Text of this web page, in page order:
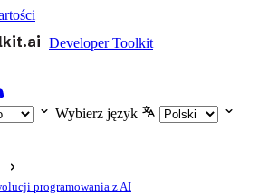
Developer Toolkit
Wybierz język
programowania z AI